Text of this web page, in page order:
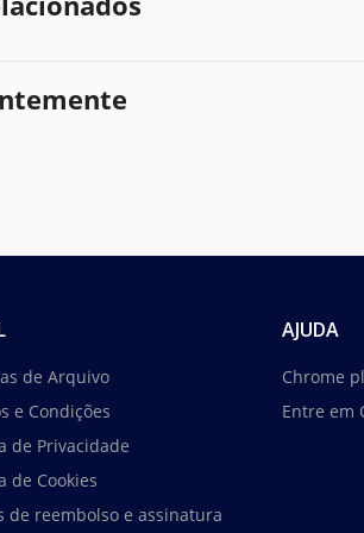
de Arquivo
e Condições
de Privacidade
de Cookies
de reembolso e assinatura
AJUDA
Chrome
Entre em